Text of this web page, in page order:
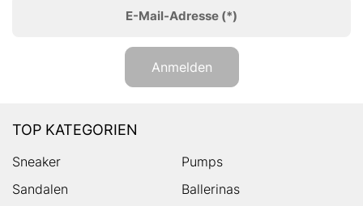
E-Mail-Adresse (*)
Anmelden
TOP KATEGORIEN
Sneaker
Pumps
Sandalen
Ballerinas